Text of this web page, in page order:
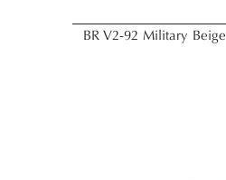
BR V2-92 Military Beige